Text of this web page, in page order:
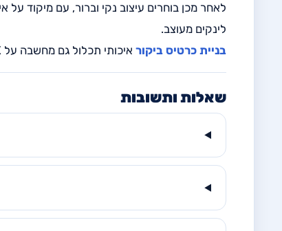
לינקים מעוצב.
בניית כרטיס ביקור איכותי תכלול גם מחשבה על UX – שהסריקה תהיה מהירה, הקריאה קלה, והחוויה נוחה בכל מכשיר.
שאלות ותשובות